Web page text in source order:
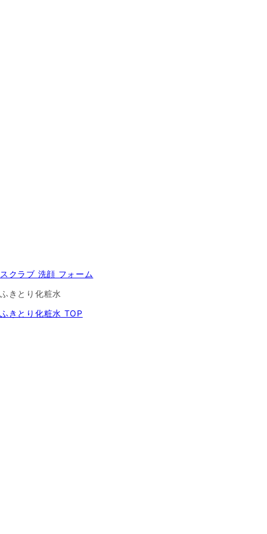
スクラブ 洗顔 フォーム
ふきとり化粧水
ふきとり化粧水 TOP